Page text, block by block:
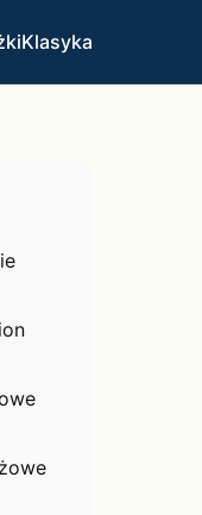
Klasyka